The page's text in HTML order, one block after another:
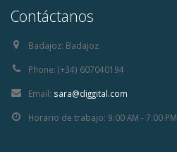
Contáctanos
Badajoz: Badajoz
Phone: (+34) 607040194
Email: sara@diggital.com
Horario de trabajo: 9:00 AM - 7:00 PM